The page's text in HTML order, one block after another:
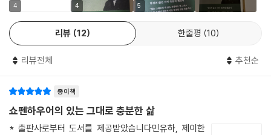
속 실천으로 이어지게 돕는다. 지금 이대로 살아도 괜찮다고 말해주는 철
학, 더 많은 것을 이루지 않아도, 지금의 나로 충분하다고 인정해주는 철학
『쇼펜하우어가 말하는 이렇게 살아도 괜찮다』는 당신의 삶을 조금 더 가볍
시간이다.
혼자 있어도 괜찮다고 말해주는 철학, 쇼펜하우어에게서 배우다
우리는 살아가며 자주 흔들립니다. 혼자 있는 시간이 불안하게 느껴지고,
4 4 5
리뷰 12 한줄평 10
리뷰전체 추천순
종이책
쇼펜하우어의 있는 그대로 충분한 삶
* 출판사로부터 도서를 제공받았습니다민유하, 제이한